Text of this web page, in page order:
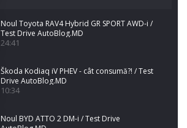
Noul Toyota RAV4 Hybrid GR SPORT AWD-i /
Test Drive AutoBlog.MD
24:41
Škoda Kodiaq iV PHEV - cât consumă?! / Test
Drive AutoBlog.MD
10:34
Noul BYD ATTO 2 DM-i / Test Drive